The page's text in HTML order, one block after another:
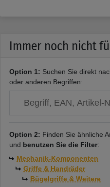
Immer noch nicht
Option 1: Suchen Sie direkt
oder anderen Begriffen:
Option 2: Finden Sie ähnliche
und benutzen Sie die Filter:
Mechanik-Komponenten
Griffe & Handräder
Bügelgriffe & Weitere